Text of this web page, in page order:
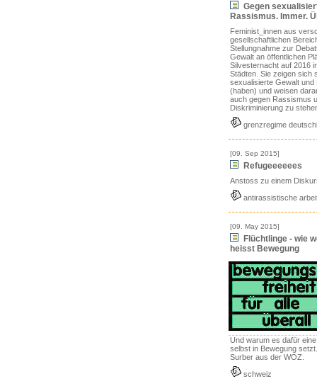
Gegen
Rassismus. Immer.
Feminist_innen aus
gesellschaftlichen
Stellungnahme zur
Gewalt an öffentlichen
Silvesternacht auf 2016
Städten. Sie zeigen sich
sexualisierte Gewalt und
(haben) und weisen
auch gegen Rassismus
Diskriminierung zu
grenzregime
[09. Sep 2015]
Refugeeeeees
Anstoss zu einem
antirassistische
[09. May 2015]
Flüchtlinge - wie
heisst Bewegung
Und warum es dafür
selbst in Bewegung
Surber aus der WOZ.
schweiz